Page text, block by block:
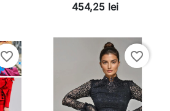
454,25 lei
favorite_border favorite_border